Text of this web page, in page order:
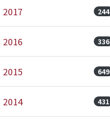
2017 244
2016 336
2015 649
2014 431